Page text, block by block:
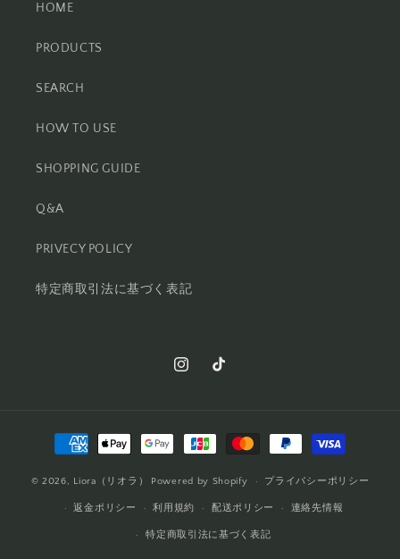
HOME
PRODUCTS
SEARCH
HOW TO USE
SHOPPING GUIDE
Q&A
PRIVECY POLICY
特定商取引法に基づく表記
InstagramTikTok
決
済
方
© 2026, Liora（リオラ） Powered by Shopify プライバシーポリシー
返金ポリシー 利用規約 配送ポリシー 連絡先情報
特定商取引法に基づく表記